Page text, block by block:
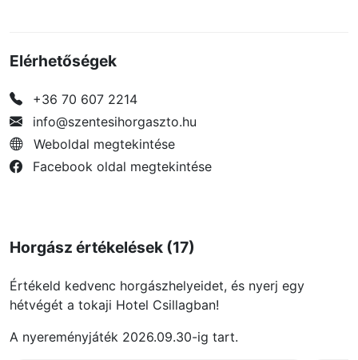
Elérhetőségek
+36 70 607 2214
info@szentesihorgaszto.hu
Weboldal megtekintése
Facebook oldal megtekintése
Horgász értékelések (17)
Értékeld kedvenc horgászhelyeidet, és nyerj egy
hétvégét a tokaji Hotel Csillagban!
A nyereményjáték 2026.09.30-ig tart.